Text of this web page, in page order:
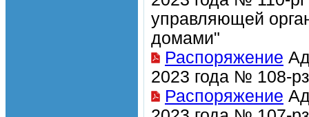
управляющей
домами"
Распоряжение
2023 года № 108-
Распоряжение